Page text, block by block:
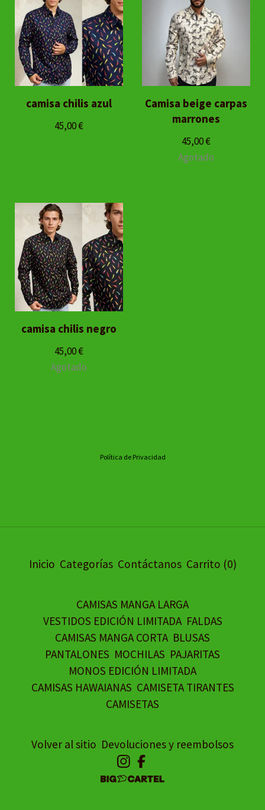
camisa chilis azul
45,00€
Camisa beige carpas
marrones
45,00€
Agotado
camisa chilis negro
45,00€
Agotado
Política de Privacidad
Inicio Categorías Contáctanos Carrito (0)
CAMISAS MANGA LARGA
VESTIDOS EDICIÓN LIMITADA FALDAS
CAMISAS MANGA CORTA BLUSAS
PANTALONES MOCHILAS PAJARITAS
MONOS EDICIÓN LIMITADA
CAMISAS HAWAIANAS CAMISETA TIRANTES
CAMISETAS
Volver al sitio Devoluciones y reembolsos